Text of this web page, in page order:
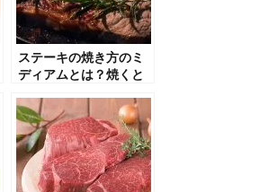
ステーキの焼き方のミ
ディアムとは？焼くと
法を解説！